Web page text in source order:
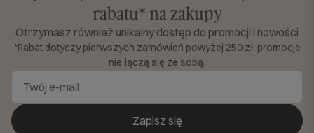
Poszewki glamour
Poszewki na poduszki ciążowe
rabatu* na zakupy
Otrzymasz również unikalny dostęp do promocji i nowości
*Rabat dotyczy pierwszych zamówień powyżej 250 zł, promocje
nie łączą się ze sobą.
Zapisz się